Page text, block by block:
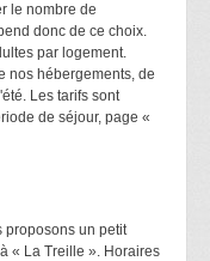
le nombre de
donc de ce choix.
par logement.
nos hébergements, de
Les tarifs sont
de séjour, page «
proposons un petit
« La Treille ». Horaires